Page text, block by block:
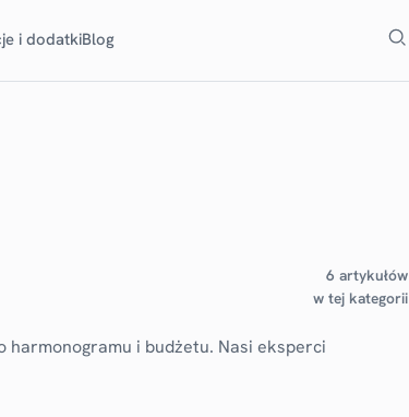
i dodatkiBlog
6 artykułów
w tej kategorii
harmonogramu i budżetu. Nasi eksperci